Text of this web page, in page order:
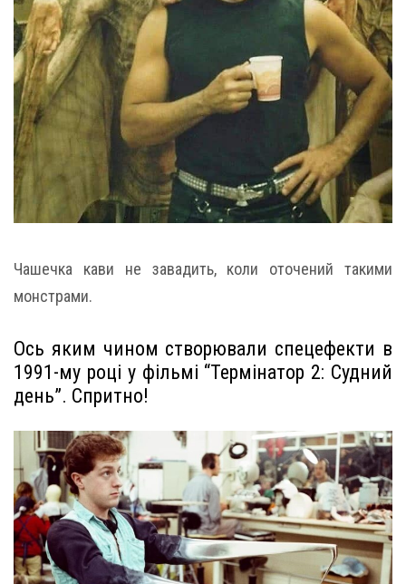
Чашечка кави не завадить, коли оточений такими
монстрами.
Ось яким чином створювали спецефекти в
1991-му році у фільмі “Термінатор 2: Судний
день”. Спритно!